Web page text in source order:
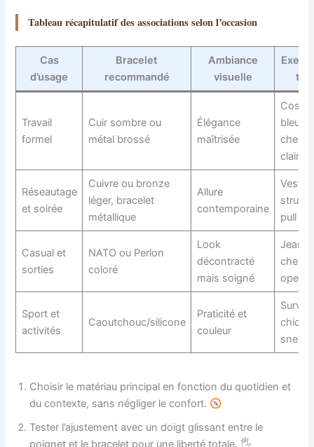
Tableau récapitulatif des associations selon l’occasion
Cas
d’usage
Bracelet
recommandé
Ambiance
visuelle
Travail
formel
Cuir sombre ou
métal brossé
Élégance
maîtrisée
bleu
claire
Réseautage
et soirée
Cuivre ou bronze
léger, bracelet
métallique
Allure
contemporaine
Veste
pull fin
Casual et
sorties
NATO ou Perlon
coloré
Look
décontracté
mais soigné
Jeans,
open
Sport et
activités
Caoutchouc/silicone
Praticité et
couleur
chic,
Choisir le matériau principal en fonction du quotidien et
du contexte, sans négliger le confort.
Tester l’ajustement avec un doigt glissant entre le
poignet et le bracelet pour une liberté totale. 🖐️